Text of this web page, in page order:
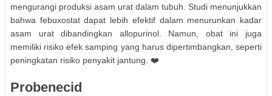
mengurangi produksi asam urat dalam tubuh. Studi menunjukkan
bahwa febuxostat dapat lebih efektif dalam menurunkan kadar
asam urat dibandingkan allopurinol. Namun, obat ini juga
memiliki risiko efek samping yang harus dipertimbangkan, seperti
peningkatan risiko penyakit jantung. ❤️
Probenecid